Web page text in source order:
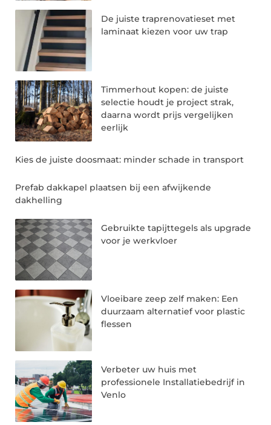
De juiste traprenovatieset met
laminaat kiezen voor uw trap
Timmerhout kopen: de juiste
selectie houdt je project strak,
daarna wordt prijs vergelijken
eerlijk
Kies de juiste doosmaat: minder schade in transport
Prefab dakkapel plaatsen bij een afwijkende
dakhelling
Gebruikte tapijttegels als upgrade
voor je werkvloer
Vloeibare zeep zelf maken: Een
duurzaam alternatief voor plastic
flessen
Verbeter uw huis met
professionele Installatiebedrijf in
Venlo